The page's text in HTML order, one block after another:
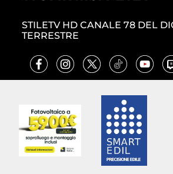
STILETV HD CANALE 78 DEL
TERRESTRE